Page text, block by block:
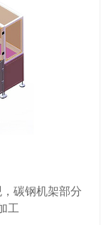
碳钢机架部分
工